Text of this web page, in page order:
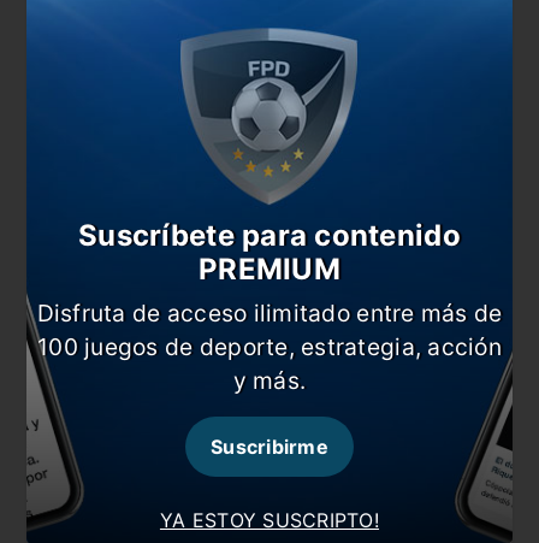
Nicolás Sosa Sánchez y Milton Giménez.
También te puede interesar
River visita a Belgrano: todo lo que tenés que saber
Racing y Banfield empataron sin goles
Boca evalúa no presentarse mañana frente a
El insólito comunicado de Boca a la Liga
Profesional
En esta nota:
#Banfield #Belgrano
#Liga Profesional
YA ESTOY SUSCRIPTO!
Suscríbete para contenido
PREMIUM
Disfruta de acceso ilimitado entre más de
100 juegos de deporte, estrategia, acción
y más.
Suscribirme